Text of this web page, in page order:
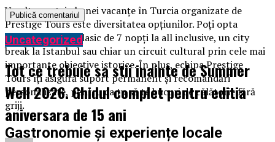
Un alt avantaj al unei vacanțe în Turcia organizate de
Prestige Tours este diversitatea opțiunilor. Poți opta
pentru un sejur clasic de 7 nopți la all inclusive, un city
break la Istanbul sau chiar un circuit cultural prin cele mai
importante obiective istorice. În plus, echipa Prestige
Tours îți asigură suport permanent și recomandări
personalizate, pentru ca tu să te bucuri de călătorie fără
griji.
Gastronomie și experiențe locale
Uncategorized
Tot ce trebuie sa stii inainte de Summer
Well 2026. Ghidul complet pentru editia
aniversara de 15 ani